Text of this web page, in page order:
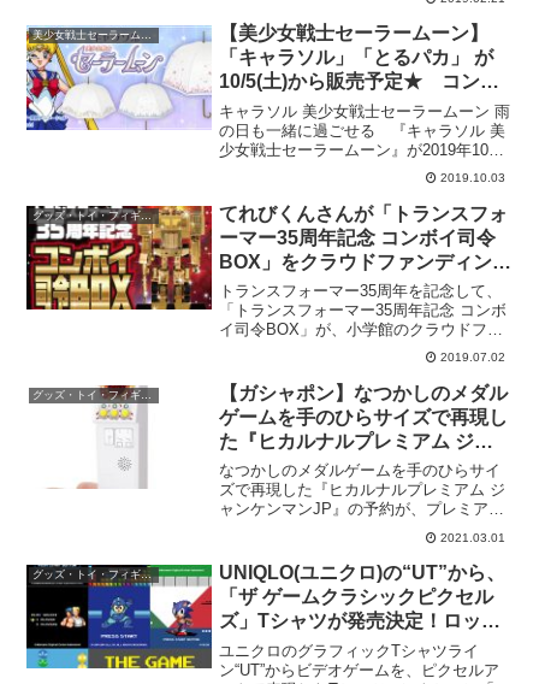
店舗、旭屋書店店舗にて予約受付中。カ
ード発行手数料が540円（税込）必要。ま
たWEB申し込...
美少女戦士セーラームーン・
【美少女戦士セーラームーン】
「キャラソル」「とるパカ」 が
10/5(土)から販売予定★ コンプ
は予約できる！？
キャラソル 美少女戦士セーラームーン 雨
の日も一緒に過ごせる 『キャラソル 美
少女戦士セーラームーン』が2019年10月
5日(土)より発売予定☆ ＜発売日・価格・
取扱い店舗＞○発売日：2019年10月5日
(土)より順次発売予定○価格：1回1...
2019.10.03
グッズ・トイ・フィギュア・
てれびくんさんが「トランスフォ
ーマー35周年記念 コンボイ司令
BOX」をクラウドファンディング
で受付中！幻の「コンボイゴール
デントロフィー」が初復刻＆
「S.T.A.R.S.隊員セット」、「戦
え！ 超ロボット生命体 トランス
フォーマー超全集」の3点セッ
ト。
トランスフォーマー35周年を記念して、
「トランスフォーマー35周年記念 コンボ
イ司令BOX」が、小学館のクラウドファ
ンディングサイト「小学館スタートアッ
プゲート」にて申し込み受付中。幻と言
われたあの「コンボイゴールデントロフ
ィー」が初めて復...
2019.07.02
グッズ・トイ・フィギュア・
【ガシャポン】なつかしのメダル
ゲームを手のひらサイズで再現し
た『ヒカルナルプレミアム ジャ
ンケンマンJP』が予約受付開
始。2021年8月発売。
なつかしのメダルゲームを手のひらサイ
ズで再現した『ヒカルナルプレミアム ジ
ャンケンマンJP』の予約が、プレミアム
バンダイにて開始。あの昔懐かしい「ジ
ャンケンマンJP」が登場！全高約165mm
のミニサイズながら、専用メダルを使用
して本物同様の...
2021.03.01
グッズ・トイ・フィギュア・
UNIQLO(ユニクロ)の“UT”から、
「ザ ゲームクラシックピクセル
ズ」Tシャツが発売決定！ロック
マン、ソニック・ザ・ヘッジホッ
グ、魂斗羅など。9/23〜。
ユニクロのグラフィックTシャツライ
ン“UT”からビデオゲームを、ピクセルア